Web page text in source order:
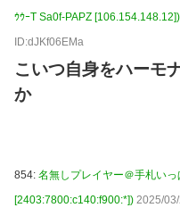
ｳｳｰT Sa0f-PAPZ [106.154.148.12])
ID:dJKf06EMa
こいつ自身をハーモ
か
854: 名無しプレイヤー＠手札い
[2403:7800:c140:f900:*]) 2025/